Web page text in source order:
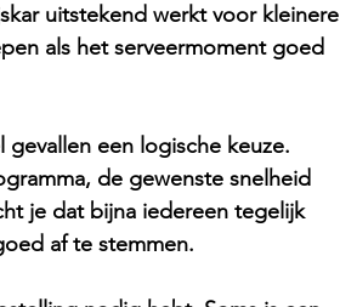
uitstekend werkt voor kleinere
als het serveermoment goed
een logische keuze.
de gewenste snelheid
je dat bijna iedereen tegelijk
af te stemmen.